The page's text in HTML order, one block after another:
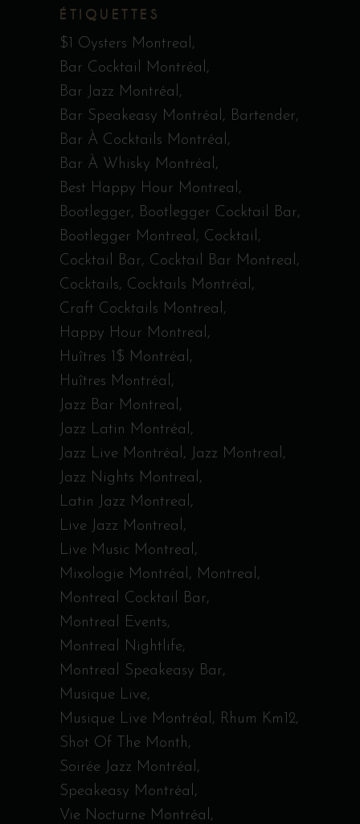
ÉTIQUETTES
$1 Oysters Montreal
Bar Cocktail Montréal
Bar Jazz Montréal
Bar Speakeasy Montréal
Bartender
Bar À Cocktails Montréal
Bar À Whisky Montréal
Best Happy Hour Montreal
Bootlegger
Bootlegger Cocktail Bar
Bootlegger Montreal
Cocktail
Cocktail Bar
Cocktail Bar Montreal
Cocktails
Cocktails Montréal
Craft Cocktails Montreal
Happy Hour Montreal
Huîtres 1$ Montréal
Huîtres Montréal
Jazz Bar Montreal
Jazz Latin Montréal
Jazz Live Montréal
Jazz Montreal
Jazz Nights Montreal
Latin Jazz Montreal
Live Jazz Montreal
Live Music Montreal
Mixologie Montréal
Montreal
Montreal Cocktail Bar
Montreal Events
Montreal Nightlife
Montreal Speakeasy Bar
Musique Live
Musique Live Montréal
Rhum Km12
Shot Of The Month
Soirée Jazz Montréal
Speakeasy Montréal
Vie Nocturne Montréal